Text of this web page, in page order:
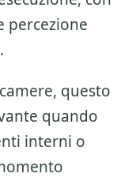
percezione
questo
quando
interni o